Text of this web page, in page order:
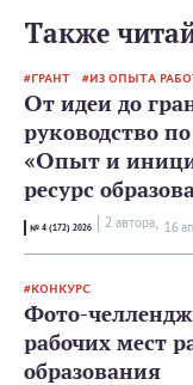
Также
ГРАНТ ИЗ ОПЫТА
От идеи до
руководство
«Опыт и
ресурс
№ 4 (172) 2026 2 автора, 16
КОНКУРС
Фото-
рабочих мест
образования